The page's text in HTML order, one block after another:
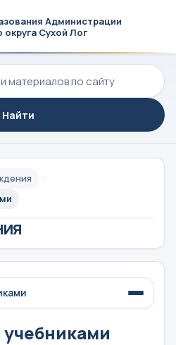
Администрации
округа Сухой Лог
Найти